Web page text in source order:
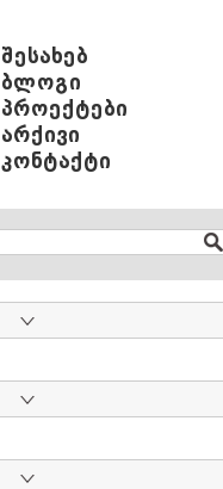
შესახებ
ბლოგი
პროექტები
არქივი
კონტაქტი